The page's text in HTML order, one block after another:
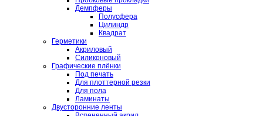
Демпферы
Полусфера
Цилиндр
Квадрат
Герметики
Акриловый
Силиконовый
Графические плёнки
Под печать
Для плоттерной резки
Для пола
Ламинаты
Двусторонние ленты